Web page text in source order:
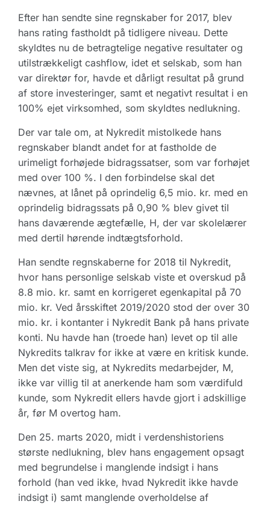
Efter han sendte sine regnskaber for 2017, blev
hans rating fastholdt på tidligere niveau. Dette
skyldtes nu de betragtelige negative resultater og
utilstrækkeligt cashflow, idet et selskab, som han
var direktør for, havde et dårligt resultat på grund
af store investeringer, samt et negativt resultat i en
100% ejet virksomhed, som skyldtes nedlukning.
Der var tale om, at Nykredit mistolkede hans
regnskaber blandt andet for at fastholde de
urimeligt forhøjede bidragssatser, som var forhøjet
med over 100 %. I den forbindelse skal det
nævnes, at lånet på oprindelig 6,5 mio. kr. med en
oprindelig bidragssats på 0,90 % blev givet til
hans daværende ægtefælle, H, der var skolelærer
med dertil hørende indtægtsforhold.
Han sendte regnskaberne for 2018 til Nykredit,
hvor hans personlige selskab viste et overskud på
8.8 mio. kr. samt en korrigeret egenkapital på 70
mio. kr. Ved årsskiftet 2019/2020 stod der over 30
mio. kr. i kontanter i Nykredit Bank på hans private
konti. Nu havde han (troede han) levet op til alle
Nykredits talkrav for ikke at være en kritisk kunde.
Men det viste sig, at Nykredits medarbejder, M,
ikke var villig til at anerkende ham som værdifuld
kunde, som Nykredit ellers havde gjort i adskillige
år, før M overtog ham.
Den 25. marts 2020, midt i verdenshistoriens
største nedlukning, blev hans engagement opsagt
med begrundelse i manglende indsigt i hans
forhold (han ved ikke, hvad Nykredit ikke havde
indsigt i) samt manglende overholdelse af